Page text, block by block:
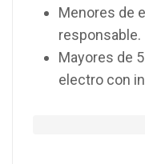
Menores de
responsable.
Mayores de
electro con